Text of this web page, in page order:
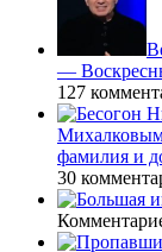
—
127
фамилия и
30